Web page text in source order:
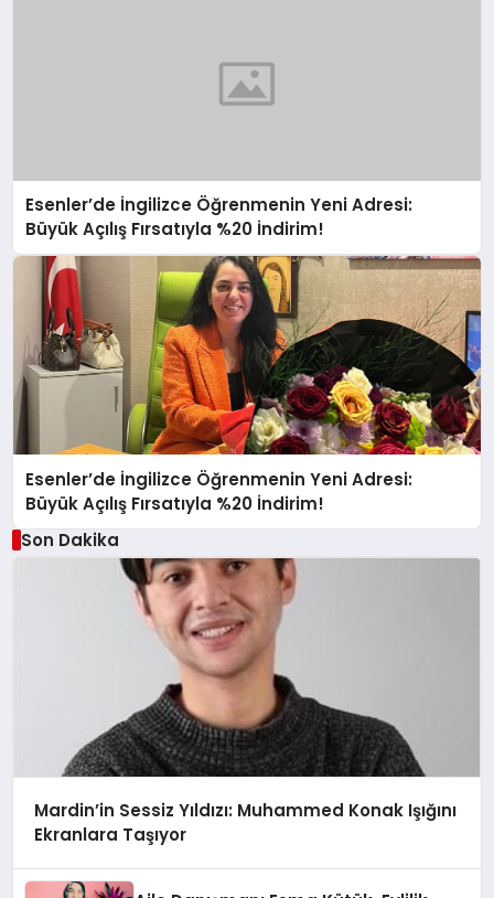
Esenler’de İngilizce Öğrenmenin Yeni Adresi:
Büyük Açılış Fırsatıyla %20 İndirim!
Esenler’de İngilizce Öğrenmenin Yeni Adresi:
Büyük Açılış Fırsatıyla %20 İndirim!
Son Dakika
Mardin’in Sessiz Yıldızı: Muhammed Konak Işığını
Ekranlara Taşıyor